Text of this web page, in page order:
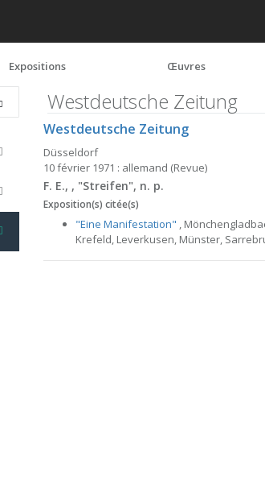
Expositions Œuvres
Westdeutsche Zeitung
Westdeutsche Zeitung
Düsseldorf
10 février 1971 : allemand (Revue)
F. E., , "Streifen", n. p.
Exposition(s) citée(s)
"Eine Manifestation" ,
Krefeld, Leverkusen, Münster,